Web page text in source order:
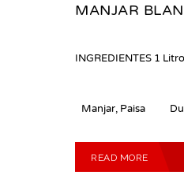
MANJAR
INGREDIENTES 1
Manjar, Paisa
READ MORE